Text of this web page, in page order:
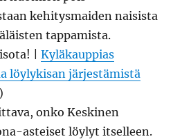
kehitysmaiden naisista
tappamista.
|Kyläkauppias
löylykisan järjestämistä
onko Keskinen
asteiset löylyt itselleen.